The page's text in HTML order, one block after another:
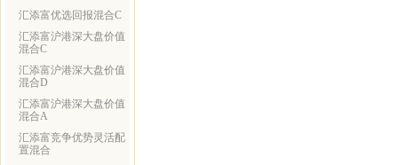
汇添富优选回报混合C
汇添富沪港深大盘价值
混合C
汇添富沪港深大盘价值
混合D
汇添富沪港深大盘价值
混合A
汇添富竞争优势灵活配
置混合